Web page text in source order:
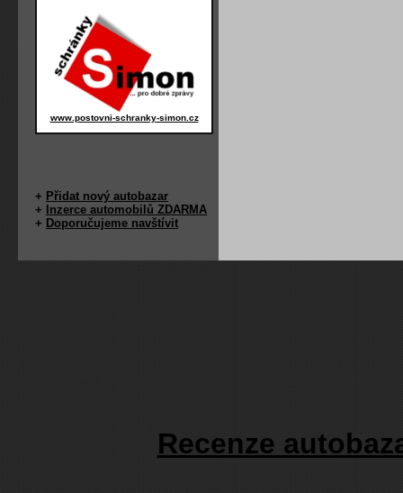
www.postovni-schranky-simon.cz
+ Přidat nový autobazar
+
Inzerce automobilů ZDARMA
+ Doporučujeme navštívit
Recenze